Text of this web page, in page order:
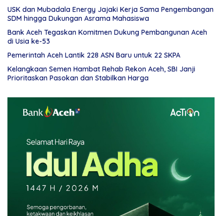
USK dan Mubadala Energy Jajaki Kerja Sama Pengembangan
SDM hingga Dukungan Asrama Mahasiswa
Bank Aceh Tegaskan Komitmen Dukung Pembangunan Aceh
di Usia ke-53
Pemerintah Aceh Lantik 228 ASN Baru untuk 22 SKPA
Kelangkaan Semen Hambat Rehab Rekon Aceh, SBI Janji
Prioritaskan Pasokan dan Stabilkan Harga